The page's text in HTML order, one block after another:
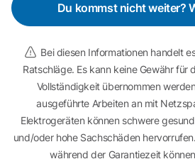
Du kommst nicht weiter?
Bei diesen Informationen handelt
Ratschläge. Es kann keine Gewähr für
Vollständigkeit übernommen
ausgeführte Arbeiten an mit
Elektrogeräten können schwere
und/oder hohe Sachschäden
während der Garantiezeit